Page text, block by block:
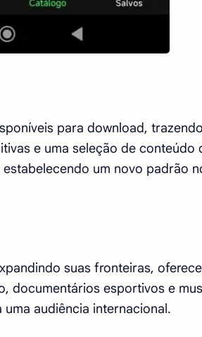
para download,
e uma seleção de conteúdo
um novo padrão
suas fronteiras,
documentários esportivos e
audiência internacional.